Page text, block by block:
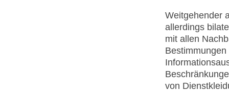
Weitgehender
allerdings
mit allen
von